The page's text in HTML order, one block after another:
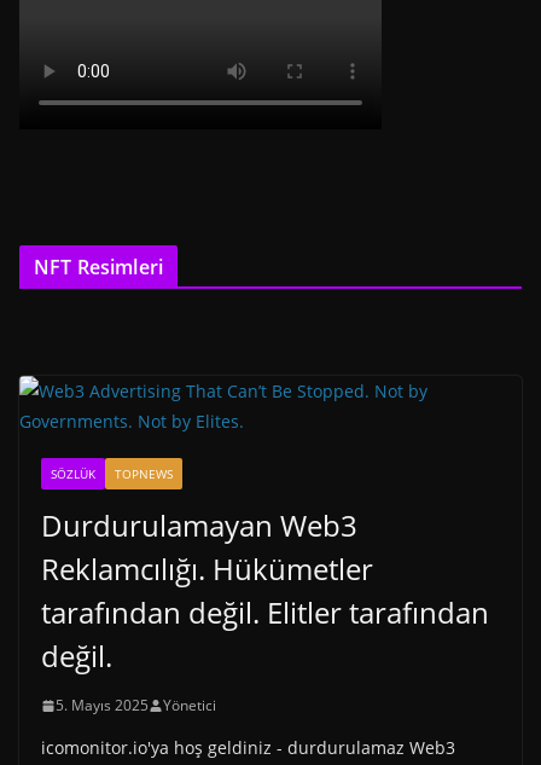
NFT Resimleri
SÖZLÜK TOPNEWS
Durdurulamayan Web3
Reklamcılığı. Hükümetler
tarafından değil. Elitler tarafından
değil.
5. Mayıs 2025 Yönetici
icomonitor.io'ya hoş geldiniz - durdurulamaz Web3